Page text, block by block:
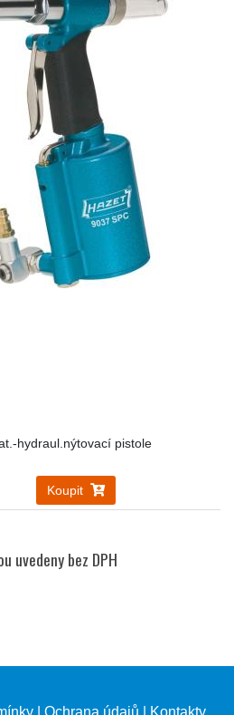
hydraul.nýtovací pistole
Koupit
Ochrana údajů Kontakty